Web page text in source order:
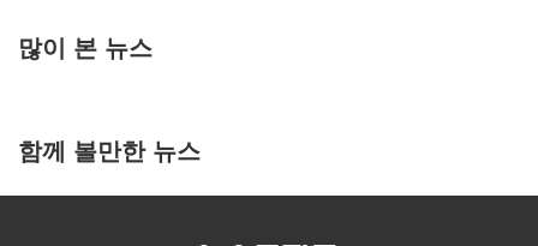
많이 본 뉴스
함께 볼만한 뉴스